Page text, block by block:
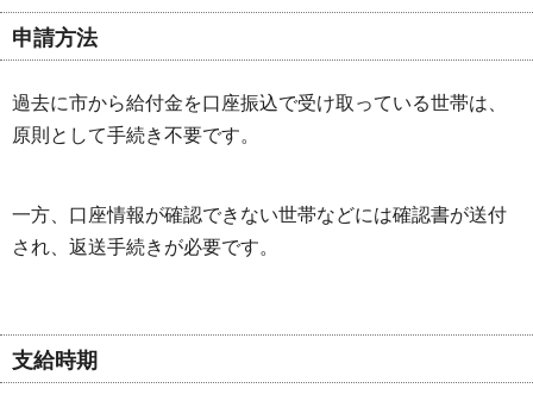
申請方法
過去に市から給付金を口座振込で受け取っている世帯は、
原則として手続き不要です。
一方、口座情報が確認できない世帯などには確認書が送付
され、返送手続きが必要です。
支給時期